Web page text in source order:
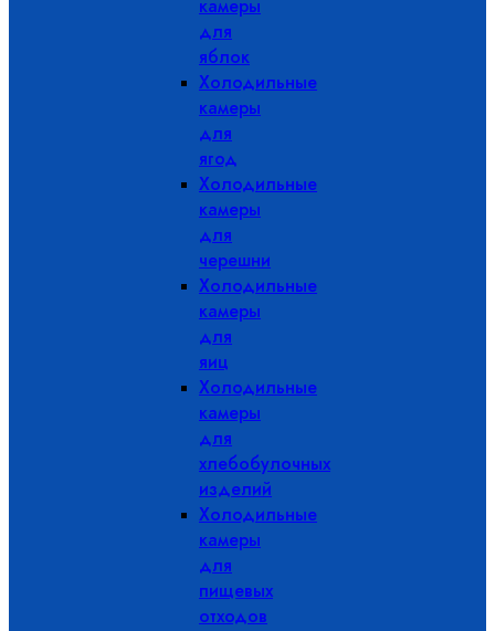
камеры
для
яблок
Холодильные
камеры
для
ягод
Холодильные
камеры
для
черешни
Холодильные
камеры
для
яиц
Холодильные
камеры
для
хлебобулочных
изделий
Холодильные
камеры
для
пищевых
отходов